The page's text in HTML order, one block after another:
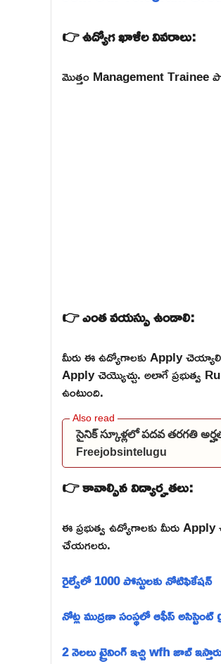
👉 ఉద్యోగ ఖాళీల వివరాలు:
మొత్తం Management
👉 ఎంత వయస్సు ఉండాలి:
మీరు ఈ ఉద్యోగాలకు Apply చెయ్యాలి
Apply చెయ్యొచ్చు. అలాగే ప్రభుత్వ
ఉంటుంది.
సైనిక్ స్కూళ్లలో పదవ తరగతి
Freejobsintelugu
👉 కావాల్సిన విద్యార్హతలు:
ఈ ప్రభుత్వ ఉద్యోగాలకు మీరు
చేయగలరు.
రైల్వేలో 1000 పోస్టులకు నోటిఫికేషన్
నోట్ల ముద్రణా సంస్థలో ఆఫీస్
2 నెలలు ట్రైనింగ్ ఇచ్చి wfh జాబ్ ఇస్తారు